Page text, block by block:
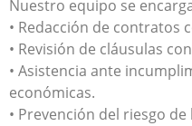
Nuestro equipo se
• Redacción de contratos
• Revisión de cláusulas
• Asistencia ante
económicas.
• Prevención del riesgo